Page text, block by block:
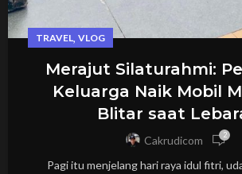
TRAVEL, VLOG
Merajut Silaturahmi:
Keluarga Naik Mobil
Blitar saat
Cakrudicom 2
Pagi itu menjelang hari raya idul fitri,